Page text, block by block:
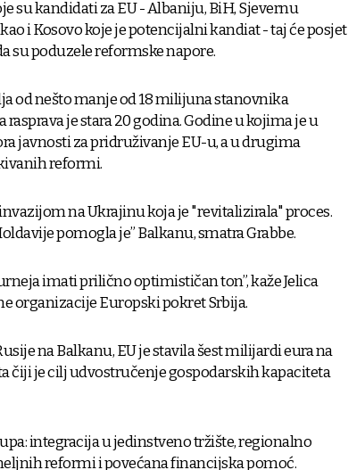
su kandidati za EU - Albaniju, BiH, Sjevernu
i Kosovo koje je potencijalni kandiat - taj će posjet
su poduzele reformske napore.
od nešto manje od 18 milijuna stanovnika
je stara 20 godina. Godine u kojima je u
javnosti za pridruživanje EU-u, a u drugima
reformi.
na Ukrajinu koja je "revitalizirala" proces.
pomogla je” Balkanu, smatra Grabbe.
imati prilično optimističan ton”, kaže Jelica
organizacije Europski pokret Srbija.
na Balkanu, EU je stavila šest milijardi eura na
čiji je cilj udvostručenje gospodarskih kapaciteta
integracija u jedinstveno tržište, regionalno
reformi i povećana financijska pomoć.